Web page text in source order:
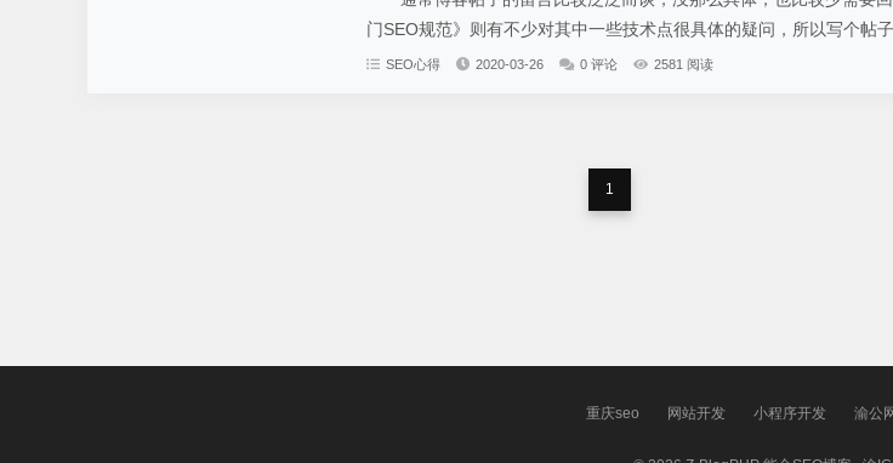
门SEO规范》则有不少对其中一些技术点很具体的疑问，所以写个帖子
SEO心得 2020-03-26 0 评论 2581 阅读
1
重庆seo 网站开发 小程序开发 渝公